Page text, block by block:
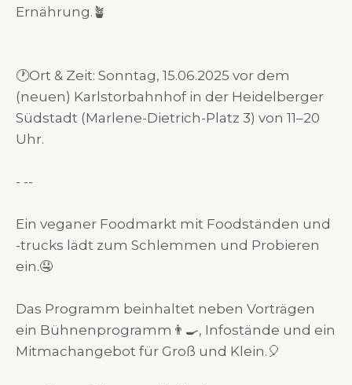
Ernährung.🪴
🕐Ort & Zeit: Sonntag, 15.06.2025 vor dem
(neuen) Karlstorbahnhof in der Heidelberger
Südstadt (Marlene-Dietrich-Platz 3) von 11–20
Uhr.
- --
Ein veganer Foodmarkt mit Foodständen und
-trucks lädt zum Schlemmen und Probieren
ein.🤤
Das Programm beinhaltet neben Vorträgen
ein Bühnenprogramm👨‍🍳, Infostände und ein
Mitmachangebot für Groß und Klein.🎈